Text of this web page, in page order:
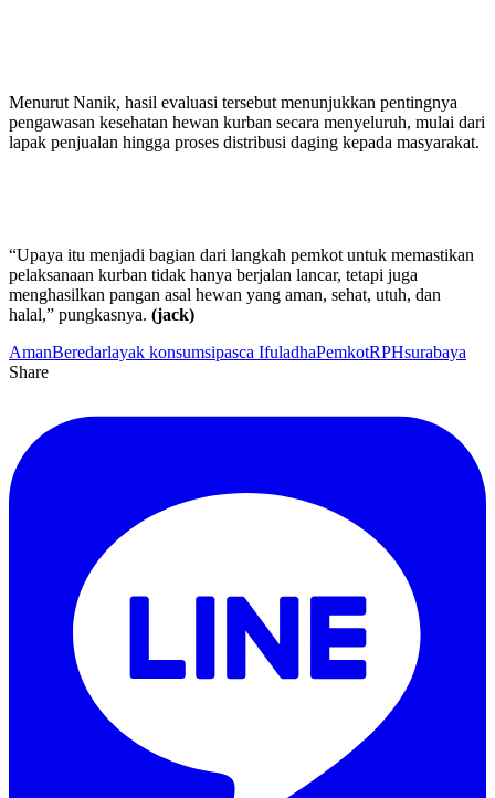
Menurut Nanik, hasil evaluasi tersebut menunjukkan pentingnya
pengawasan kesehatan hewan kurban secara menyeluruh, mulai dari
lapak penjualan hingga proses distribusi daging kepada masyarakat.
“Upaya itu menjadi bagian dari langkah pemkot untuk memastikan
pelaksanaan kurban tidak hanya berjalan lancar, tetapi juga
menghasilkan pangan asal hewan yang aman, sehat, utuh, dan
halal,” pungkasnya. (jack)
AmanBeredarlayak konsumsipasca IfuladhaPemkotRPHsurabaya
Share